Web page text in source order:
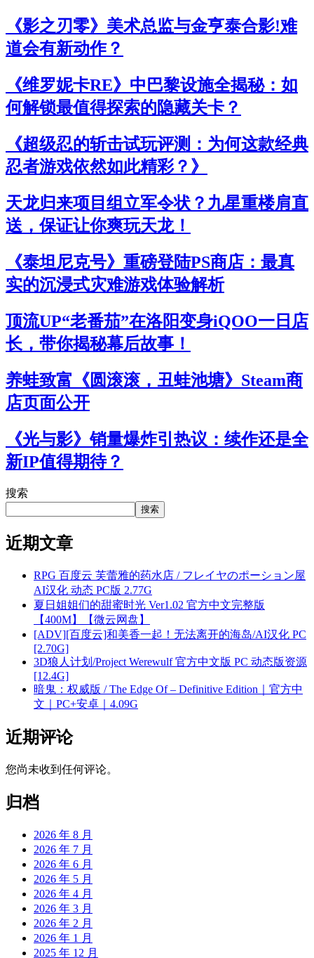
《影之刃零》美术总监与金亨泰合影!难
道会有新动作？
《维罗妮卡RE》中巴黎设施全揭秘：如
何解锁最值得探索的隐藏关卡？
《超级忍的斩击试玩评测：为何这款经典
忍者游戏依然如此精彩？》
天龙归来项目组立军令状？九星重楼肩直
送，保证让你爽玩天龙！
《泰坦尼克号》重磅登陆PS商店：最真
实的沉浸式灾难游戏体验解析
顶流UP“老番茄”在洛阳变身iQOO一日店
长，带你揭秘幕后故事！
养蛙致富《圆滚滚，丑蛙池塘》Steam商
店页面公开
《光与影》销量爆炸引热议：续作还是全
新IP值得期待？
搜索
搜索
近期文章
RPG 百度云 芙蕾雅的药水店 / フレイヤのポーション屋
AI汉化 动态 PC版 2.77G
夏日姐姐们的甜蜜时光 Ver1.02 官方中文完整版
【400M】【微云网盘】
[ADV][百度云]和美香一起！无法离开的海岛/AI汉化 PC
[2.70G]
3D狼人计划/Project Werewulf 官方中文版 PC 动态版资源
[12.4G]
暗鬼：权威版 / The Edge Of – Definitive Edition｜官方中
文｜PC+安卓｜4.09G
近期评论
您尚未收到任何评论。
归档
2026 年 8 月
2026 年 7 月
2026 年 6 月
2026 年 5 月
2026 年 4 月
2026 年 3 月
2026 年 2 月
2026 年 1 月
2025 年 12 月